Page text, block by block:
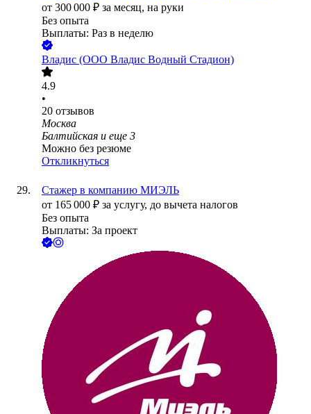
от 300 000 ₽ за месяц, на руки
Без опыта
Выплаты: Раз в неделю
Владис (ООО Владис Водный Стадион)
4.9
•
20 отзывов
Москва
Балтийская и еще 3
Можно без резюме
Откликнуться
Стажер в компанию МИЭЛЬ
от 165 000 ₽ за услугу, до вычета налогов
Без опыта
Выплаты: За проект